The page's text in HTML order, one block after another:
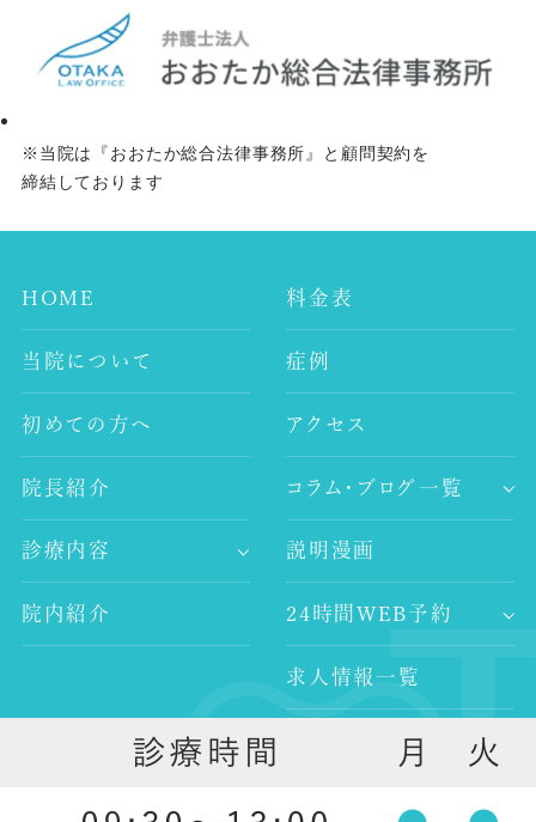
※当院は『おおたか総合法律事務所』と顧問契約を
締結しております
HOME
当院について
初めての方へ
院長紹介
診療内容
-歯が痛い
院内紹介
料金表
症例
アクセス
コラム・ブログ一覧
-歯科コラム
-院長ブログ
説明漫画
24時間WEB予約
求人情報一覧
-歯科衛生士求人